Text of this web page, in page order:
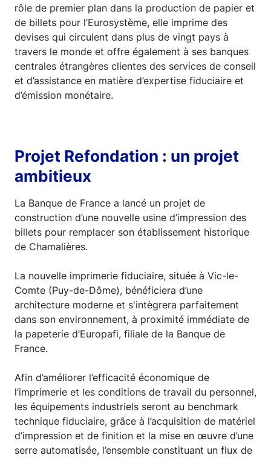
rôle de premier plan dans la production de papier et
de billets pour l’Eurosystème, elle imprime des
devises qui circulent dans plus de vingt pays à
travers le monde et offre également à ses banques
centrales étrangères clientes des services de conseil
et d’assistance en matière d’expertise fiduciaire et
d’émission monétaire.
Projet Refondation : un projet
ambitieux
La Banque de France a lancé un projet de
construction d’une nouvelle usine d’impression des
billets pour remplacer son établissement historique
de Chamalières.
La nouvelle imprimerie fiduciaire, située à Vic-le-
Comte (Puy-de-Dôme), bénéficiera d’une
architecture moderne et s'intègrera parfaitement
dans son environnement, à proximité immédiate de
la papeterie d’Europafi, filiale de la Banque de
France.
Afin d’améliorer l’efficacité économique de
l’imprimerie et les conditions de travail du personnel,
les équipements industriels seront au benchmark
technique fiduciaire, grâce à l’acquisition de matériel
d’impression et de finition et la mise en œuvre d’une
serre automatisée, l’ensemble constituant un flux de